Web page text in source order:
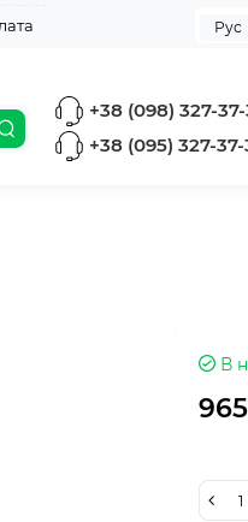
Рус
+38 (098) 327-
+38 (095) 327-
В